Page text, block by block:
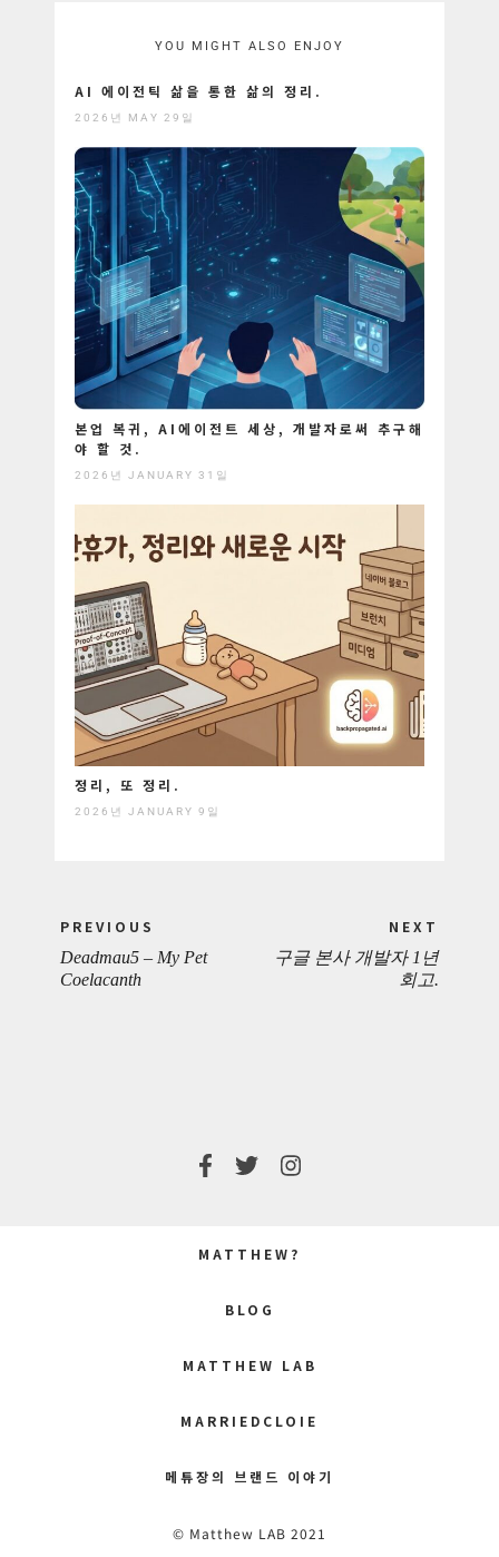
YOU MIGHT ALSO ENJOY
AI 에이전틱 삶을 통한 삶의 정리.
2026년 MAY 29일
본업 복귀, AI에이전트 세상, 개발자로써 추구해
야 할 것.
2026년 JANUARY 31일
정리, 또 정리.
2026년 JANUARY 9일
navigation
PREVIOUS
PREVIOUS
Deadmau5 – My Pet
Coelacanth
NEXT
구글 본사 개발자 1년
회고.
MATTHEW?
BLOG
MATTHEW LAB
MARRIEDCLOIE
메튜장의 브랜드 이야기
© Matthew LAB 2021